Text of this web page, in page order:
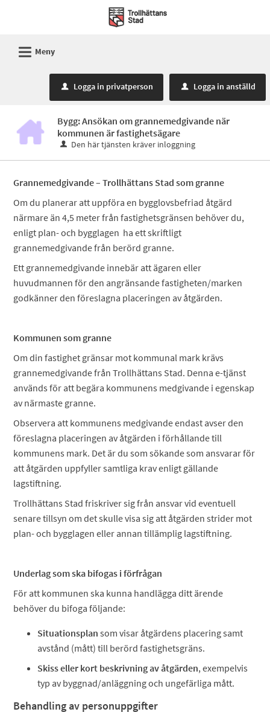
sidorL Meny
u Logga in privatperson u Logga in anställd
Bygg: Ansökan om grannemedgivande när
kommunen är fastighetsägare
Den här tjänsten kräver inloggning
Grannemedgivande – Trollhättans Stad som granne
Om du planerar att uppföra en bygglovsbefriad åtgärd
närmare än 4,5 meter från fastighetsgränsen behöver du,
enligt plan- och bygglagen ha ett skriftligt
grannemedgivande från berörd granne.
Ett grannemedgivande innebär att ägaren eller
huvudmannen för den angränsande fastigheten/marken
godkänner den föreslagna placeringen av åtgärden.
Kommunen som granne
Om din fastighet gränsar mot kommunal mark krävs
grannemedgivande från Trollhättans Stad. Denna e-tjänst
används för att begära kommunens medgivande i egenskap
av närmaste granne.
Observera att kommunens medgivande endast avser den
föreslagna placeringen av åtgärden i förhållande till
kommunens mark. Det är du som sökande som ansvarar för
att åtgärden uppfyller samtliga krav enligt gällande
lagstiftning.
Trollhättans Stad friskriver sig från ansvar vid eventuell
senare tillsyn om det skulle visa sig att åtgärden strider mot
plan- och bygglagen eller annan tillämplig lagstiftning.
Underlag som ska bifogas i förfrågan
För att kommunen ska kunna handlägga ditt ärende
behöver du bifoga följande:
Situationsplan som visar åtgärdens placering samt
avstånd (mått) till berörd fastighetsgräns.
Skiss eller kort beskrivning av åtgärden, exempelvis
typ av byggnad/anläggning och ungefärliga mått.
Behandling av personuppgifter